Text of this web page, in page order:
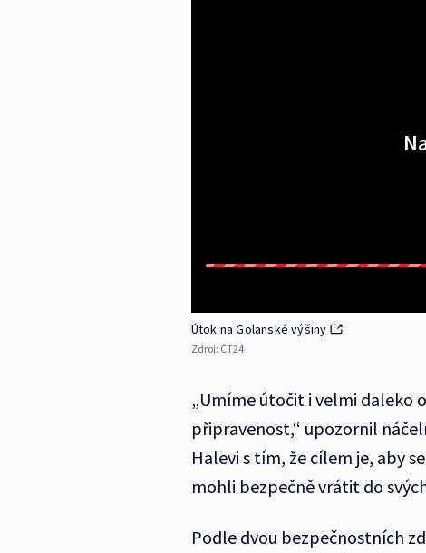
Útok na Golanské výšiny
Zdroj: ČT24
„Umíme útočit i velmi daleko
připravenost,“ upozornil
Halevi s tím, že cílem je, aby
mohli bezpečně vrátit do
Podle dvou bezpečnostních